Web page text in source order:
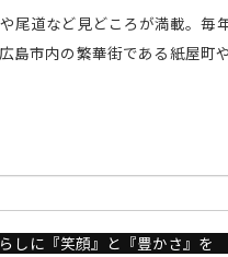
尾道など見どころが満載。毎
島市内の繁華街である紙屋町
しに『笑顔』と『豊かさ』を